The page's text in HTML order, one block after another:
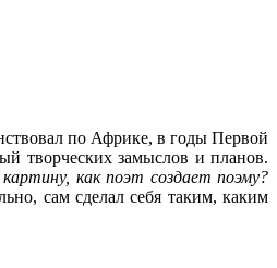
по Африке, в годы Первой
творческих замыслов и планов.
как поэт создает поэму?
сам сделал себя таким, каким